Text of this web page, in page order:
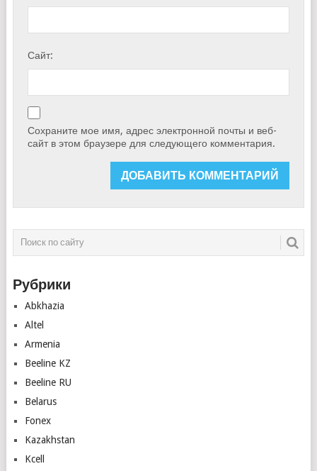
Сайт:
Сохраните мое имя, адрес электронной почты и веб-
сайт в этом браузере для следующего комментария.
Рубрики
Abkhazia
Altel
Armenia
Beeline KZ
Beeline RU
Belarus
Fonex
Kazakhstan
Kcell